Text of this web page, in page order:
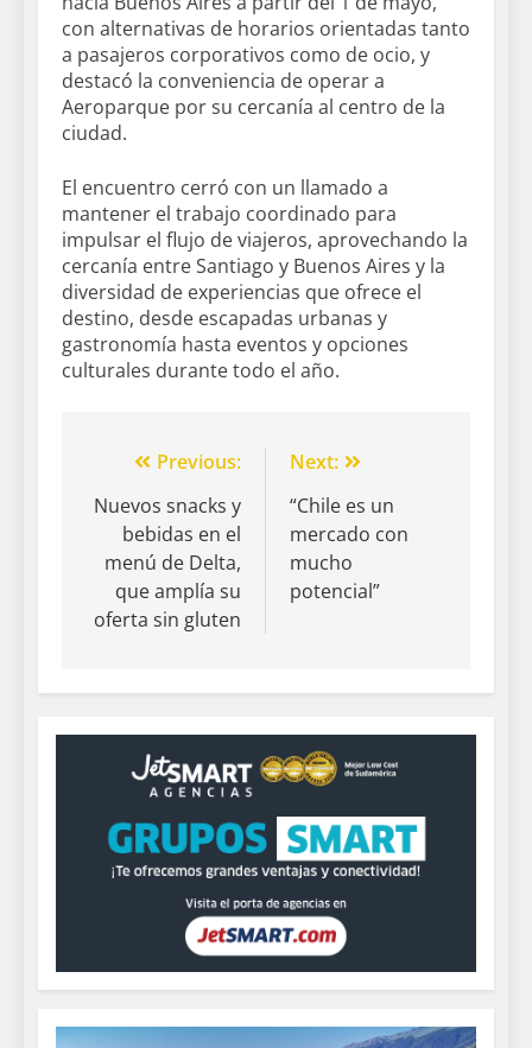
con alternativas de horarios orientadas tanto
a pasajeros corporativos como de ocio, y
destacó la conveniencia de operar a
Aeroparque por su cercanía al centro de la
ciudad.
El encuentro cerró con un llamado a
mantener el trabajo coordinado para
impulsar el flujo de viajeros, aprovechando la
cercanía entre Santiago y Buenos Aires y la
diversidad de experiencias que ofrece el
destino, desde escapadas urbanas y
gastronomía hasta eventos y opciones
culturales durante todo el año.
Previous:
Nuevos snacks y
bebidas en el
menú de Delta,
que amplía su
oferta sin gluten
Next:
“Chile es un
mercado con
mucho
potencial”